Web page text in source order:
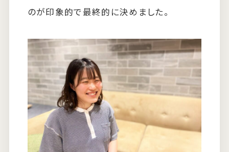
のが印象的で最終的に決めました。